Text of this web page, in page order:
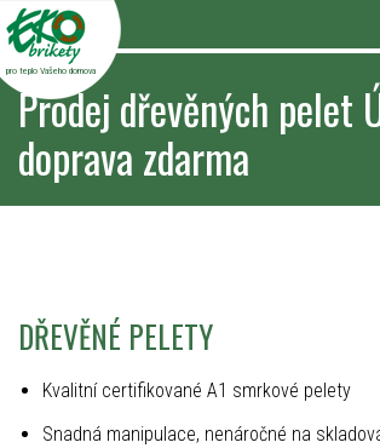
pro teplo Vašeho domova
Prodej dřevěných pelet
doprava zdarma
DŘEVĚNÉ PELETY
Kvalitní certifikované A1 smrkové pelety
Snadná manipulace, nenáročné na